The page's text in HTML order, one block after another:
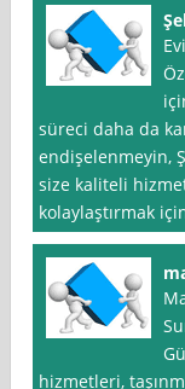
süreci daha da
endişelenmeyin,
size kaliteli
kolaylaştırmak
hizmetleri,